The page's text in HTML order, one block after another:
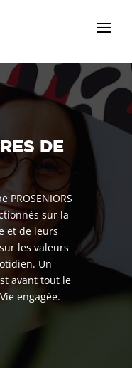
DE
PROSENIORS
sur la
et de leurs
les valeurs
Un
avant tout le
engagée.